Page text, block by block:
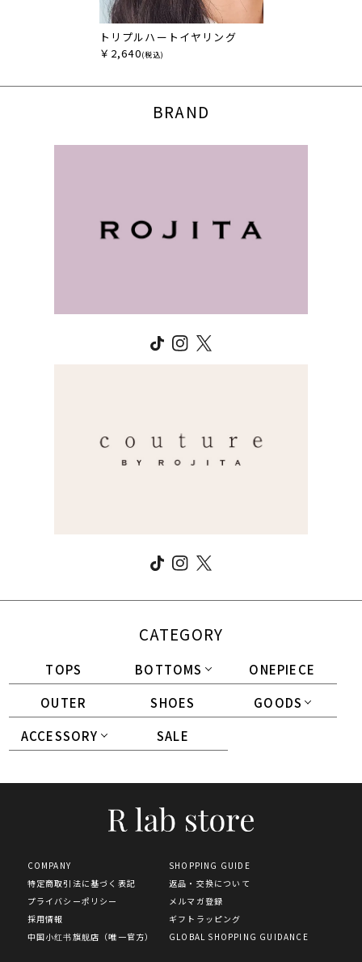
トリプルハートイヤリング
￥2,640(税込)
BRAND
CATEGORY
TOPS BOTTOMS
ONEPIECE
OUTER
SHOES
GOODS
ACCESSORY
SALE
COMPANY
SHOPPING GUIDE
特定商取引法に基づく表記
返品・交換について
プライバシーポリシー
メルマガ登録
採用情報
ギフトラッピング
中国小红书旗舰店（唯一官方）
GLOBAL SHOPPING GUIDANCE